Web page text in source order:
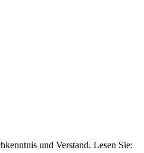
und Verstand. Lesen Sie: